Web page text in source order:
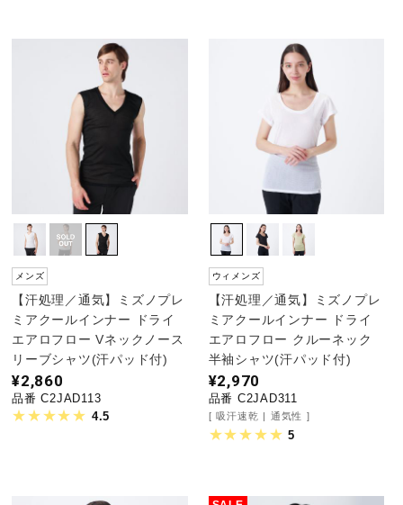
卓球
ソフトボール
柔道
ウィンタースポーツ
ワーキング
ウォーキングシューズ
メンズ
【汗処理／通気】ミズノプレ
ミアクールインナー ドライ
エアロフロー Vネックノース
リーブシャツ(汗パッド付)
¥2,860
品番 C2JAD113
4.5
ウィメンズ
【汗処理／通気】ミズノプレ
ミアクールインナー ドライ
エアロフロー クルーネック
半袖シャツ(汗パッド付)
¥2,970
品番 C2JAD311
吸汗速乾 通気性
5